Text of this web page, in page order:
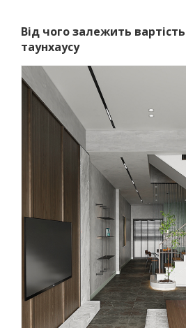
Від чого залежить
таунхаусу